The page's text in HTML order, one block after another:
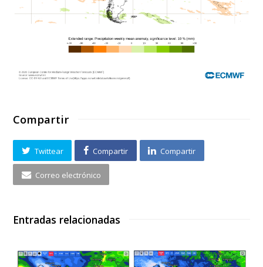
Compartir
Twittear Compartir Compartir
Correo electrónico
Entradas relacionadas